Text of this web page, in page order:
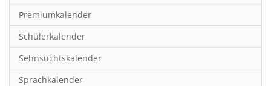
Inspiration & Entspannung
Inspiration & Spiritualität
Kinderkalender
Kunst
Premiumkalender
Schülerkalender
Sehnsuchtskalender
Sprachkalender